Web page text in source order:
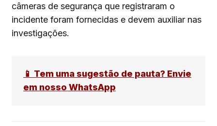
câmeras de segurança que registraram o
incidente foram fornecidas e devem auxiliar nas
investigações.
📱 Tem uma sugestão de pauta? Envie
em nosso WhatsApp